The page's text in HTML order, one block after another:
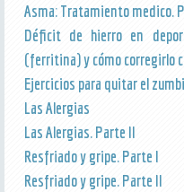
Asma: Tratamiento medico.
Déficit de hierro en
(ferritina) y cómo corregirlo
Ejercicios para quitar el
Las Alergias
Las Alergias. Parte II
Resfriado y gripe. Parte I
Resfriado y gripe. Parte II